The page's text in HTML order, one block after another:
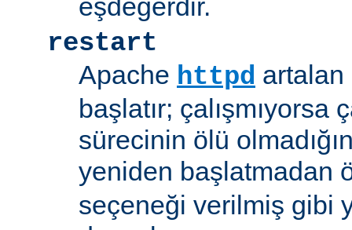
eşdeğerdir.
restart
Apache httpd
başlatır; çalışmıyorsa
sürecinin ölü
yeniden başlatmadan
seçeneği verilmiş gibi